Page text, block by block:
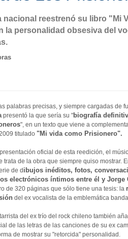
nacional reestrenó su libro "Mi
la personalidad obsesiva del
palabras precisas, y siempre cargadas de
presentó la que sería su "biografía
", en un texto que viene a
titulado "Mi vida como Prisionero".
oficial de esta reedición, el
trata de la obra que siempre quiso mostrar.
de d ibujos inéditos, fotos,
electrónicos íntimos entre él y Jorge
de 320 páginas que sólo tiene una tesis: la
del ex vocalista de la emblemática
del ex trío del rock chileno también
de las letras de las canciones de su ex
de mostrar su "retorcida" personalidad.